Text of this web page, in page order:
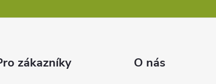
zákazníky O nás